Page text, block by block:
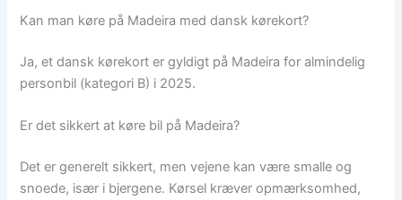
Kan man køre på Madeira med dansk kørekort?
Ja, et dansk kørekort er gyldigt på Madeira for almindelig
personbil (kategori B) i 2025.
Er det sikkert at køre bil på Madeira?
Det er generelt sikkert, men vejene kan være smalle og
snoede, især i bjergene. Kørsel kræver opmærksomhed,